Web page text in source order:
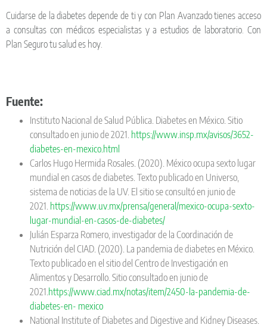
Cuidarse de la diabetes depende de ti y con Plan Avanzado tienes acceso
a consultas con médicos especialistas y a estudios de laboratorio. Con
Plan Seguro tu salud es hoy.
Fuente:
Instituto Nacional de Salud Pública. Diabetes en México. Sitio
consultado en junio de 2021. https://www.insp.mx/avisos/3652-
diabetes-en-mexico.html
Carlos Hugo Hermida Rosales. (2020). México ocupa sexto lugar
mundial en casos de diabetes. Texto publicado en Universo,
sistema de noticias de la UV. El sitio se consultó en junio de
2021. https://www.uv.mx/prensa/general/mexico-ocupa-sexto-
lugar-mundial-en-casos-de-diabetes/
Julián Esparza Romero, investigador de la Coordinación de
Nutrición del CIAD. (2020). La pandemia de diabetes en México.
Texto publicado en el sitio del Centro de Investigación en
Alimentos y Desarrollo. Sitio consultado en junio de
2021.https://www.ciad.mx/notas/item/2450-la-pandemia-de-
diabetes-en- mexico
National Institute of Diabetes and Digestive and Kidney Diseases.